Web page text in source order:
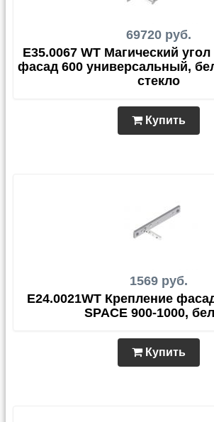
69720 руб.
E35.0067 WT Магический
фасад 600 универсальный,
стекло
Купить
1569 руб.
E24.0021WT Крепление
SPACE 900-1000,
Купить